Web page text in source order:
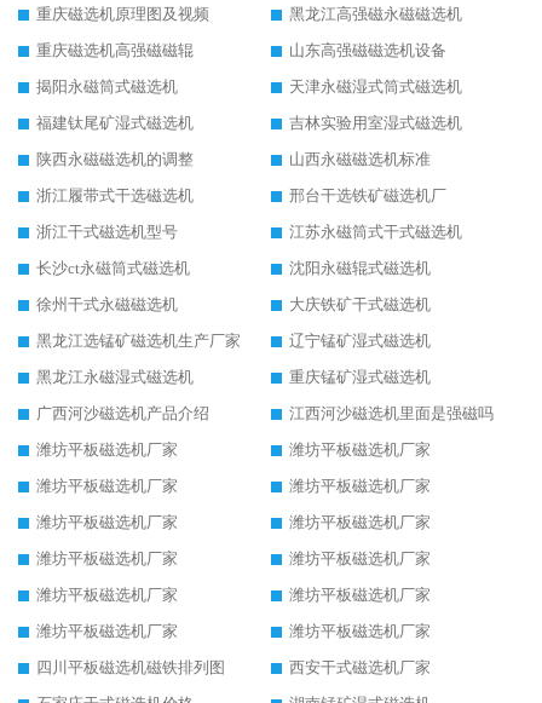
重庆磁选机原理图及视频
黑龙江高强磁永磁磁选机
重庆磁选机高强磁磁辊
山东高强磁磁选机设备
揭阳永磁筒式磁选机
天津永磁湿式筒式磁选机
福建钛尾矿湿式磁选机
吉林实验用室湿式磁选机
陕西永磁磁选机的调整
山西永磁磁选机标准
浙江履带式干选磁选机
邢台干选铁矿磁选机厂
浙江干式磁选机型号
江苏永磁筒式干式磁选机
长沙ct永磁筒式磁选机
沈阳永磁辊式磁选机
徐州干式永磁磁选机
大庆铁矿干式磁选机
黑龙江选锰矿磁选机生产厂家
辽宁锰矿湿式磁选机
黑龙江永磁湿式磁选机
重庆锰矿湿式磁选机
广西河沙磁选机产品介绍
江西河沙磁选机里面是强磁吗
潍坊平板磁选机厂家
潍坊平板磁选机厂家
潍坊平板磁选机厂家
潍坊平板磁选机厂家
潍坊平板磁选机厂家
潍坊平板磁选机厂家
潍坊平板磁选机厂家
潍坊平板磁选机厂家
潍坊平板磁选机厂家
潍坊平板磁选机厂家
潍坊平板磁选机厂家
潍坊平板磁选机厂家
四川平板磁选机磁铁排列图
西安干式磁选机厂家